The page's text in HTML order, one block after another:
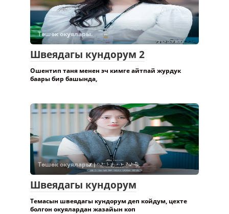
Төшөк окуялары.
Швеядагы кундорум 2
Ошентип таня менен эч кимге айтпай журдук
баары бир башында,
Төшөк окуялары.
Швеядагы кундорум
Темасын швеядагы кундорум деп койдум, цехте
болгон окуялардан жазайын коп